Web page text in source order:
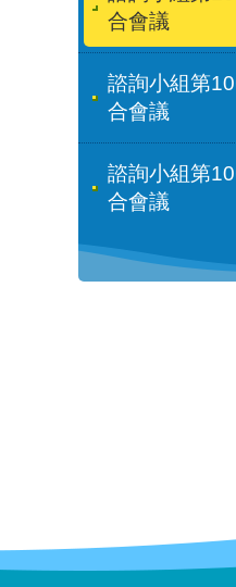
合會議
諮詢小組第
合會議
諮詢小組第
合會議